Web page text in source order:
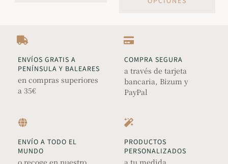
ENVÍOS GRATIS A
PENÍNSULA Y BALEARES
en compras superiores
a 35€
COMPRA SEGURA
a través de tarjeta
bancaria, Bizum y
PayPal
ENVÍO A TODO EL
MUNDO
o recoge en nuestro
PRODUCTOS
PERSONALIZADOS
a tu medida